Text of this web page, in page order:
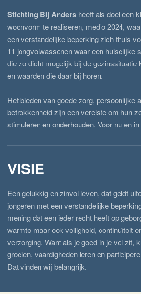
Stichting Bij Anders heeft als doel een
woonvorm te realiseren, medio 2024,
een verstandelijke beperking zich thuis
11 jongvolwassenen waar een huiselijke
die zo dicht mogelijk bij de gezinssituatie
en waarden die daar bij horen.
Het bieden van goede zorg, persoonlijke
betrokkenheid zijn een vereiste om hun
stimuleren en onderhouden. Voor nu en
VISIE
Een gelukkig en zinvol leven, dat geldt
jongeren met een verstandelijke
mening dat een ieder recht heeft op
warmte maar ook veiligheid, continuïteit
verzorging. Want als je goed in je vel zit,
groeien, vaardigheden leren en
Dat vinden wij belangrijk.